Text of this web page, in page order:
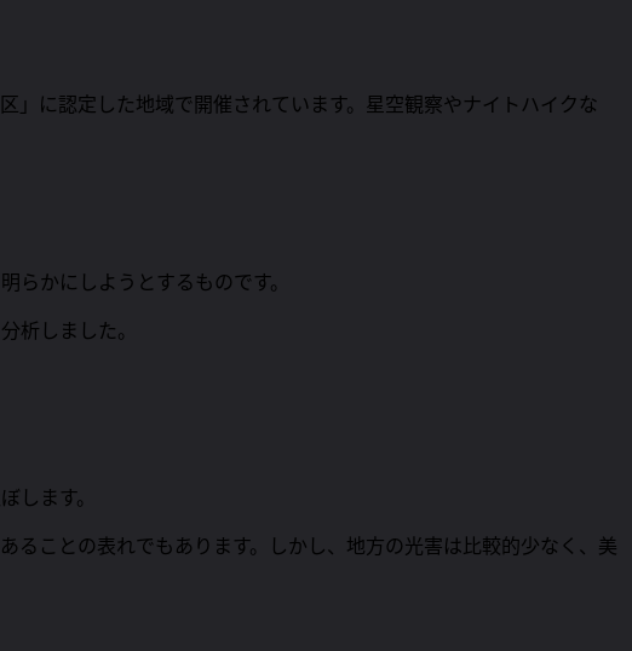
」に認定した地域で開催されています。星空観察やナイトハイクな
かにしようとするものです。
析しました。
します。
ことの表れでもあります。しかし、地方の光害は比較的少なく、美